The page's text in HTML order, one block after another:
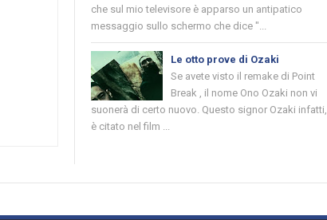
che sul mio televisore è apparso un antipatico
messaggio sullo schermo che dice "...
Le otto prove di Ozaki
Se avete visto il remake di Point
Break , il nome Ono Ozaki non vi
suonerà di certo nuovo. Questo signor Ozaki infatti,
è citato nel film ...